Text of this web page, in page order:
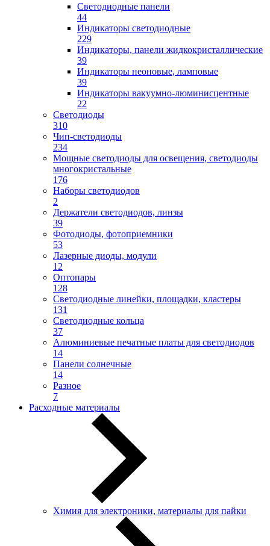
Светодиодные панели
44
Индикаторы светодиодные
229
Индикаторы, панели жидкокристаллические
39
Индикаторы неоновые, ламповые
39
Индикаторы вакуумно-люминисцентные
22
Светодиоды
310
Чип-светодиоды
234
Мощные светодиоды для освещения, светодиоды
многокристальные
176
Наборы светодиодов
2
Держатели светодиодов, линзы
39
Фотодиоды, фотоприемники
53
Лазерные диоды, модули
12
Оптопары
128
Светодиодные линейки, площадки, кластеры
131
Светодиодные кольца
37
Алюминиевые печатные платы для светодиодов
14
Панели солнечные
14
Разное
7
Расходные материалы
Химия для электроники, материалы для пайки